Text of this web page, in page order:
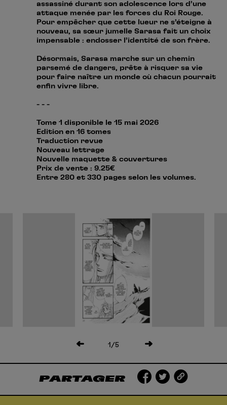
assassiné durant son adolescence lors d’une
attaque menée par les forces du Roi Rouge.
Pour empêcher que cette lueur ne s’éteigne à
nouveau, sa sœur jumelle Sarasa fait un choix
impensable : endosser l’identité de son frère.
Désormais, Sarasa marche sur un chemin
parsemé de dangers, prête à risquer sa vie
pour faire naître un monde où chacun pourrait
enfin vivre libre.
- - -
Tome 1 disponible le 15 mai 2026
Edition en 16 tomes
Traduction revue
Nouveau lettrage
Nouvelle maquette & couvertures
Prix de vente : 9.25€
Entre 280 et 330 pages selon les volumes.
1 /5
PARTAGER